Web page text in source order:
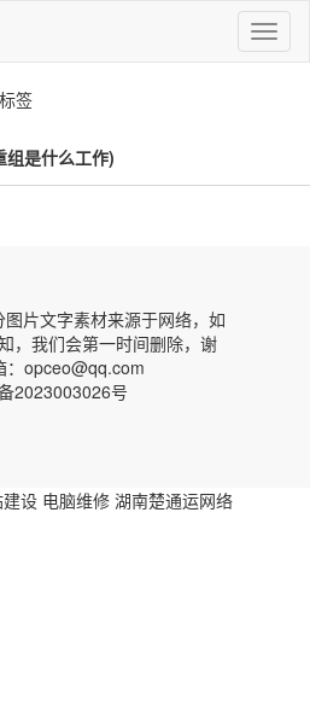
切
换
签
是什么工作)
片文字素材来源于网络，如
，我们会第一时间删除，谢
：opceo@qq.com
2023003026号
设 电脑维修 湖南楚通运网络